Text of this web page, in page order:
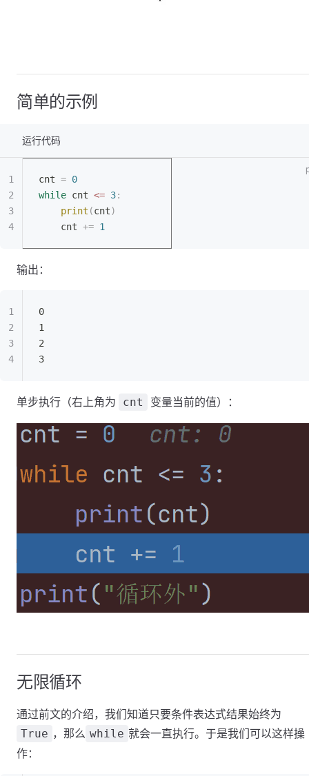
简单的示例
运行代码
cnt = 0
while cnt <= 3:
	print
(cnt)
	cnt
+= 1
输出：
0
1
2
3
单步执行（右上角为 cnt 变量当前的值）：
无限循环
通过前文的介绍，我们知道只要条件表达式结果始终为
True ，那么 while 就会一直执行。于是我们可以这样操
作：